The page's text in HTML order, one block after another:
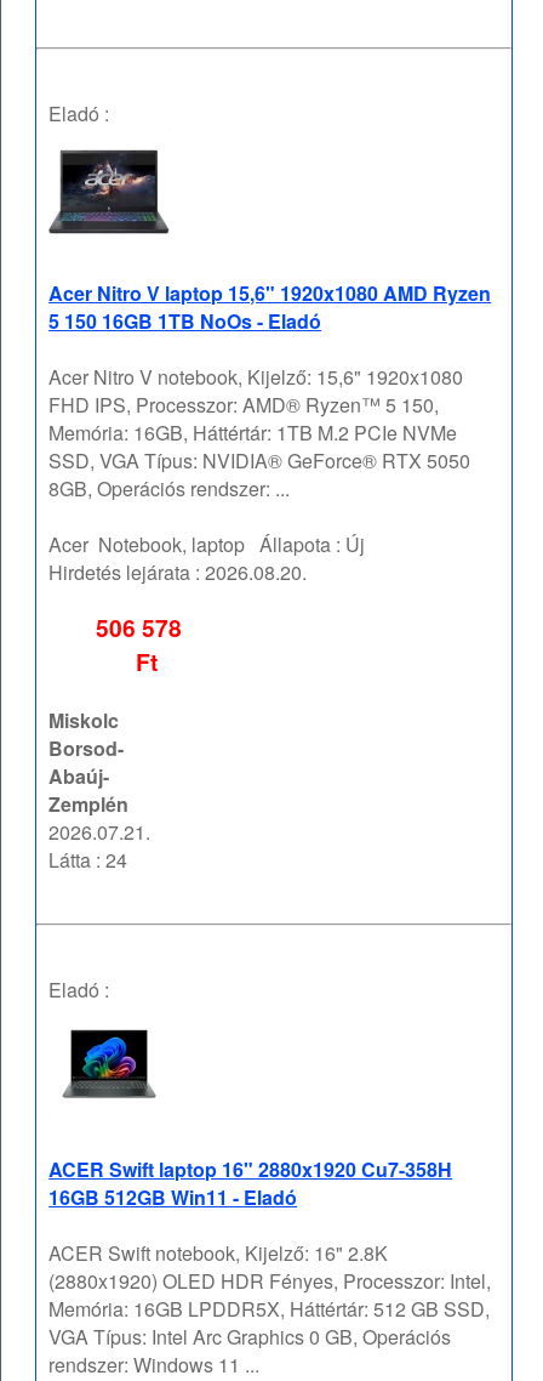
Eladó :
Acer Nitro V laptop 15,6" 1920x1080 AMD Ryzen
5 150 16GB 1TB NoOs - Eladó
Acer Nitro V notebook, Kijelző: 15,6" 1920x1080
FHD IPS, Processzor: AMD® Ryzen™ 5 150,
Memória: 16GB, Háttértár: 1TB M.2 PCIe NVMe
SSD, VGA Típus: NVIDIA® GeForce® RTX 5050
8GB, Operációs rendszer: ...
Acer Notebook, laptop Állapota : Új
Hirdetés lejárata :2026.08.20.
506 578
Ft
Miskolc
Borsod-
Abaúj-
Zemplén
2026.07.21.
Látta : 24
Eladó :
ACER Swift laptop 16" 2880x1920 Cu7-358H
16GB 512GB Win11 - Eladó
ACER Swift notebook, Kijelző: 16" 2.8K
(2880x1920) OLED HDR Fényes, Processzor: Intel,
Memória: 16GB LPDDR5X, Háttértár: 512 GB SSD,
VGA Típus: Intel Arc Graphics 0 GB, Operációs
rendszer: Windows 11 ...